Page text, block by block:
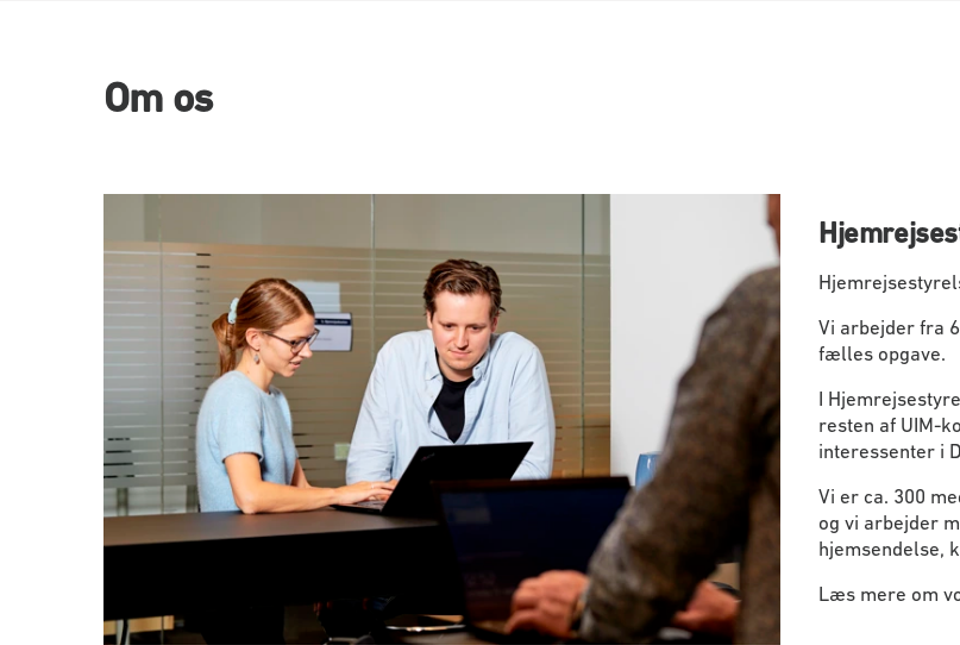
Om os
Vi arbejder fra
fælles opgave.
I
resten af UIM-
interessenter i
Vi er ca. 300
og vi arbejder
hjemsendelse,
Læs mere om